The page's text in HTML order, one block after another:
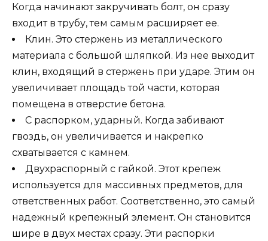
Когда начинают закручивать болт, он сразу
входит в трубу, тем самым расширяет ее.
Клин. Это стержень из металлического
материала с большой шляпкой. Из нее выходит
клин, входящий в стержень при ударе. Этим он
увеличивает площадь той части, которая
помещена в отверстие бетона.
С распорком, ударный. Когда забивают
гвоздь, он увеличивается и накрепко
схватывается с камнем.
Двухраспорный с гайкой. Этот крепеж
используется для массивных предметов, для
ответственных работ. Соответственно, это самый
надежный крепежный элемент. Он становится
шире в двух местах сразу. Эти распорки